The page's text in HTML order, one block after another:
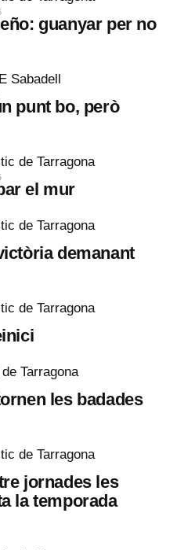
guanyar per no
punt bo, però
el mur
demanant
les badades
jornades les
la temporada